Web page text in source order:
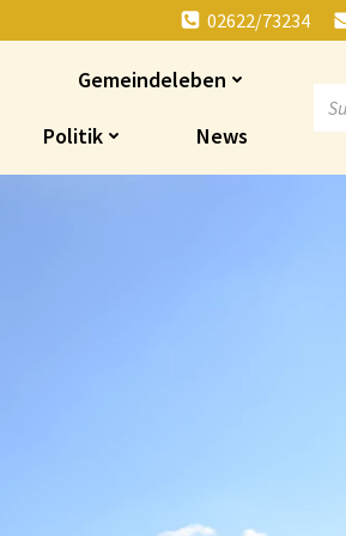
02622/73234
Gemeindeleben
Politik News